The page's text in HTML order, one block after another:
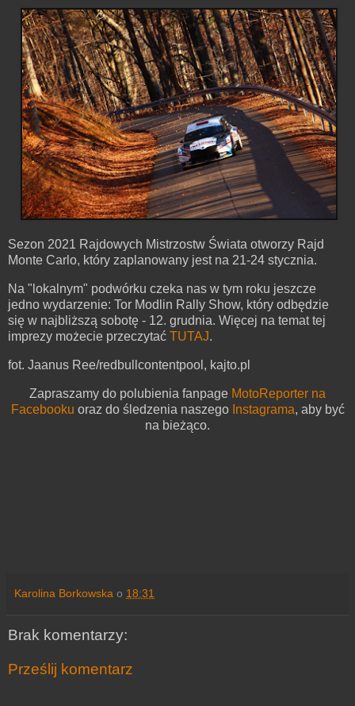
Sezon 2021 Rajdowych Mistrzostw Świata otworzy Rajd
Monte Carlo, który zaplanowany jest na 21-24 stycznia.
Na "lokalnym" podwórku czeka nas w tym roku jeszcze
jedno wydarzenie: Tor Modlin Rally Show, który odbędzie
się w najbliższą sobotę - 12. grudnia. Więcej na temat tej
imprezy możecie przeczytać TUTAJ.
fot. Jaanus Ree/redbullcontentpool, kajto.pl
Zapraszamy do polubienia fanpage MotoReporter na
Facebooku oraz do śledzenia naszego Instagrama, aby być
na bieżąco.
Karolina Borkowska o 18:31
Brak komentarzy:
Prześlij komentarz